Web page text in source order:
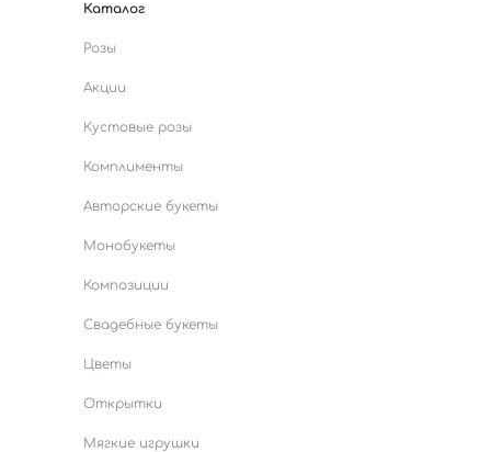
Каталог
Розы
Акции
Кустовые розы
Комплименты
Авторские букеты
Монобукеты
Композиции
Свадебные букеты
Цветы
Открытки
Мягкие игрушки